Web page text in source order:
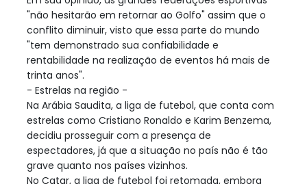
"não hesitarão em retornar ao Golfo" assim que o
conflito diminuir, visto que essa parte do mundo
"tem demonstrado sua confiabilidade e
rentabilidade na realização de eventos há mais de
trinta anos".
- Estrelas na região -
Na Arábia Saudita, a liga de futebol, que conta com
estrelas como Cristiano Ronaldo e Karim Benzema,
decidiu prosseguir com a presença de
espectadores, já que a situação no país não é tão
grave quanto nos países vizinhos.
No Catar, a liga de futebol foi retomada, embora